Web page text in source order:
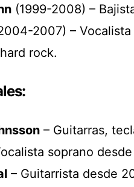
(1999-2008) –
2007) –
rock.
– Guitarras,
soprano
– Guitarrista desde